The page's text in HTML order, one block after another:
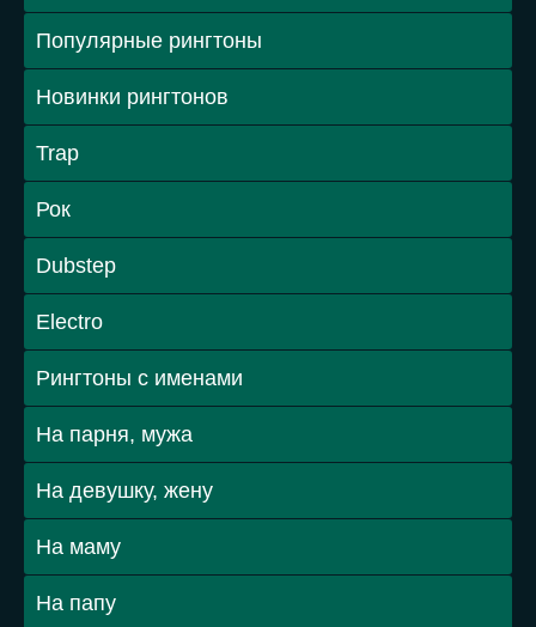
Популярные рингтоны
Новинки рингтонов
Trap
Рок
Dubstep
Electro
Рингтоны с именами
На парня, мужа
На девушку, жену
На маму
На папу